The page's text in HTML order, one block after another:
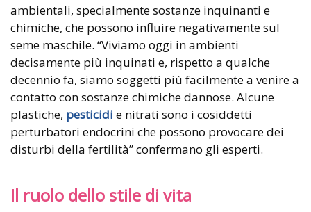
ambientali, specialmente sostanze inquinanti e
chimiche, che possono influire negativamente sul
seme maschile. “Viviamo oggi in ambienti
decisamente più inquinati e, rispetto a qualche
decennio fa, siamo soggetti più facilmente a venire a
contatto con sostanze chimiche dannose. Alcune
plastiche, pesticidi e nitrati sono i cosiddetti
perturbatori endocrini che possono provocare dei
disturbi della fertilità” confermano gli esperti.
Il ruolo dello stile di vita